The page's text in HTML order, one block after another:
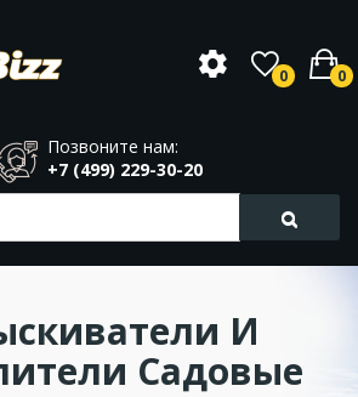
0 0
Позвоните нам:
+7 (499) 229-30-20
И
Садовые